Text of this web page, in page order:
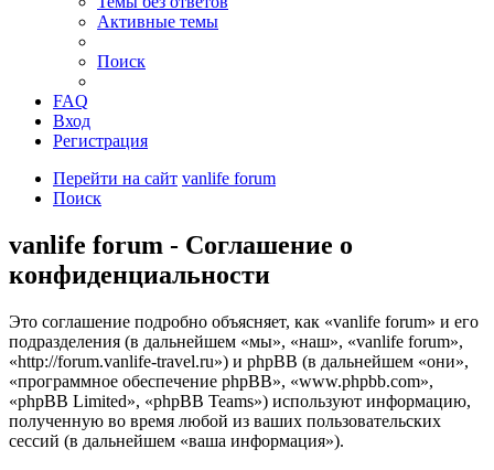
Активные темы
Поиск
FAQ
Вход
Регистрация
Перейти на сайт vanlife forum
Поиск
vanlife forum - Соглашение о
конфиденциальности
Это соглашение подробно объясняет, как «vanlife forum» и его
подразделения (в дальнейшем «мы», «наш», «vanlife forum»,
«http://forum.vanlife-travel.ru») и phpBB (в дальнейшем «они»,
«программное обеспечение phpBB», «www.phpbb.com»,
«phpBB Limited», «phpBB Teams») используют информацию,
полученную во время любой из ваших пользовательских
сессий (в дальнейшем «ваша информация»).